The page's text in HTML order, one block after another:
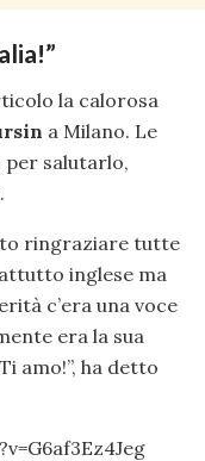
la calorosa
a Milano. Le
per salutarlo,
ringraziare tutte
inglese ma
c’era una voce
era la sua
amo!”, ha detto